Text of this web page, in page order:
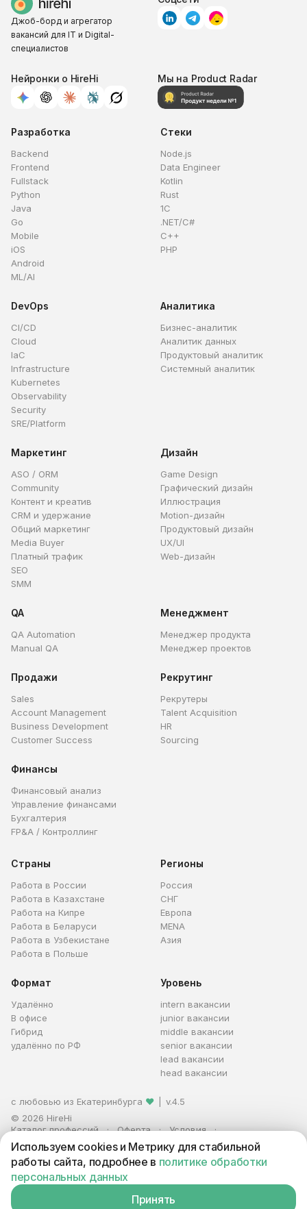
Джоб-борд и агрегатор
вакансий для IT и Digital-
специалистов
Нейронки о HireHi Мы на Product Radar
Разработка
Backend
Frontend
Fullstack
Python
Java
Go
Mobile
iOS
Android
ML/AI
Стеки
Node.js
Data Engineer
Kotlin
Rust
1C
.NET/C#
C++
PHP
DevOps
CI/CD
Cloud
IaC
Infrastructure
Kubernetes
Observability
Security
SRE/Platform
Аналитика
Бизнес-аналитик
Аналитик данных
Продуктовый аналитик
Системный аналитик
Маркетинг
ASO / ORM
Community
Контент и креатив
CRM и удержание
Общий маркетинг
Media Buyer
Платный трафик
SEO
SMM
Дизайн
Game Design
Графический дизайн
Иллюстрация
Motion-дизайн
Продуктовый дизайн
UX/UI
Web-дизайн
QA
QA Automation
Manual QA
Менеджмент
Менеджер продукта
Менеджер проектов
Продажи
Sales
Account Management
Business Development
Customer Success
Рекрутинг
Рекрутеры
Talent Acquisition
HR
Sourcing
Финансы
Финансовый анализ
Управление финансами
Бухгалтерия
FP&A / Контроллинг
Страны
Работа в России
Работа в Казахстане
Работа на Кипре
Работа в Беларуси
Работа в Узбекистане
Работа в Польше
Регионы
Россия
СНГ
Европа
MENA
Азия
Формат
Удалённо
В офисе
Гибрид
удалённо по РФ
Уровень
intern вакансии
junior вакансии
middle вакансии
senior вакансии
lead вакансии
head вакансии
с любовью из Екатеринбурга ❤
v.4.5
© 2026 HireHi
Каталог профессий
Оферта
Условия
Персональные данные
Реклама
ИП Захаров Антон Алексеевич · ИНН 663005711880 · ОГРНИП
321665800059102
Используем cookies и Метрику для стабильной
работы сайта, подробнее в политике обработки
персональных данных
Принять